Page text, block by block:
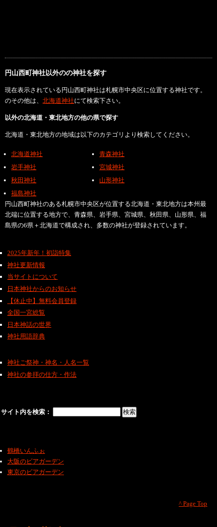
円山西町神社以外のの神社を探す
現在表示されている円山西町神社は札幌市中央区に位置する神社です。
のその他は、 北海道神社にて検索下さい。
以外の北海道・東北地方の他の県で探す
北海道・東北地方の地域は以下のカテゴリより検索してください。
北海道神社
青森神社
岩手神社
宮城神社
秋田神社
山形神社
福島神社
円山西町神社のある札幌市中央区が位置する北海道・東北地方は本州最
北端に位置する地方で、青森県、岩手県、宮城県、秋田県、山形県、福
島県の6県＋北海道で構成され、多数の神社が登録されています。
2025年新年！初詣特集
神社更新情報
当サイトについて
日本神社からのお知らせ
【休止中】無料会員登録
全国一宮総覧
日本神話の世界
神社用語辞典
神社ご祭神・神名・人名一覧
神社の参拝の仕方・作法
サイト内を検索：
鶴橋いんふぉ
大阪のビアガーデン
東京のビアガーデン
^ Page Top